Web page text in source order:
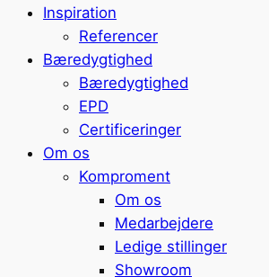
Inspiration
Referencer
Bæredygtighed
Bæredygtighed
EPD
Certificeringer
Om os
Komproment
Om os
Medarbejdere
Ledige stillinger
Showroom